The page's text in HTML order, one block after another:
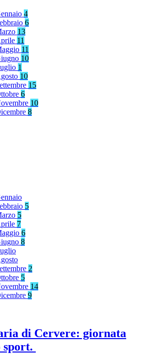
4
6
13
11
11
10
1
10
15
6
10
8
5
5
7
6
8
2
5
14
9
di Cervere: giornata
sport.